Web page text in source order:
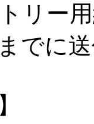
リー
でに